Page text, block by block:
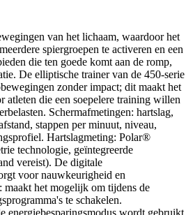
van het lichaam, waardoor het
spiergroepen te activeren en een
die ten goede komt aan de romp,
De elliptische trainer van de 450-serie
zonder impact; dit maakt het
atleten die een soepelere training willen
Schermafmetingen: hartslag,
stappen per minuut, niveau,
Hartslagmeting: Polar®
technologie, geïntegreerde
vereist). De digitale
voor nauwkeurigheid en
het mogelijk om tijdens de
te schakelen.